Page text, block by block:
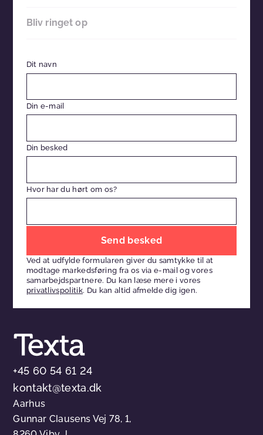
Bliv ringet op
Dit navn
Din e-mail
Din besked
Hvor har du hørt om os?
dette
felt
tomt
Ved at udfylde formularen giver du samtykke til at
modtage markedsføring fra os via e-mail og vores
samarbejdspartnere. Du kan læse mere i vores
privatlivspolitik. Du kan altid afmelde dig igen.
+45 60 54 61 24
kontakt@texta.dk
Aarhus
Gunnar Clausens Vej 78, 1,